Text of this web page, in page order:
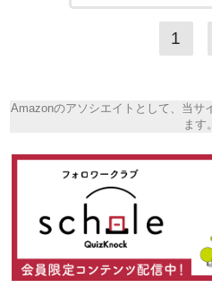
1
Amazonのアソシエイトとして、当サ
ます。